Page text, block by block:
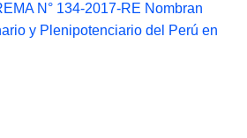
N° 134-2017-RE Nombran
y Plenipotenciario del Perú en